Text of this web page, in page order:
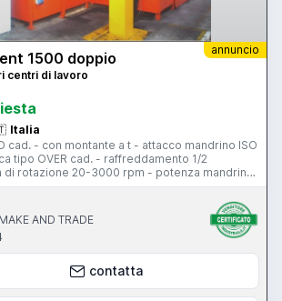
annuncio
1500 doppio
centri di lavoro
Italia
cad. - con montante a t - attacco mandrino ISO
tipo OVER cad. - raffreddamento 1/2
di rotazione 20-3000 rpm - potenza mandrino
pallet 1000 x 1000 mm - angolo di indexaggio
ton. - cambio pallet n 10 - corsa asse X 2800
Y 1500 mm cad. - corsa asse Z 1500 mm cad.
a catena - capacita magazzino utensili 120
trucioli - lavora in non presidiato
AND TRADE
contatta